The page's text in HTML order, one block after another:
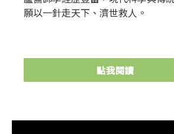
願以一針走天下、濟世救人。
點我閱讀